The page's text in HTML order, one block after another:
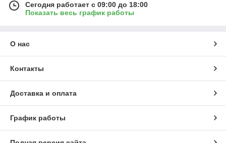
Сегодня работает с 09:00 до 18:00
Показать весь график работы
О нас
Контакты
Доставка и оплата
График работы